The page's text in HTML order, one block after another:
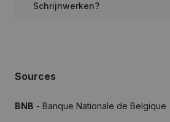
Schrijnwerken?
Sources
BNB - Banque Nationale de Belgique